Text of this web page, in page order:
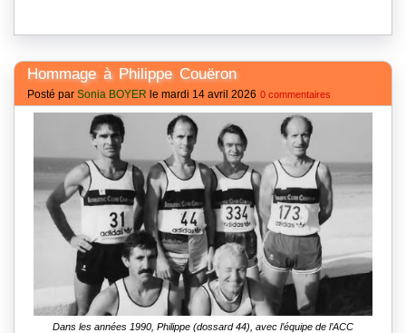
Hommage à Philippe Couëron
Posté par Sonia BOYER le mardi 14 avril 2026 0 commentaires
Dans les années 1990, Philippe (dossard 44), avec l’équipe de l’ACC